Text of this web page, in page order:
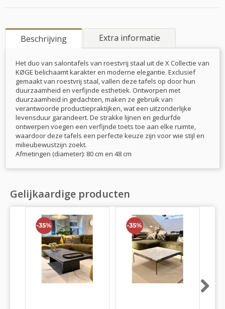
Beschrijving Extra informatie
Het duo van salontafels van roestvrij staal uit de X Collectie van
KØGE belichaamt karakter en moderne elegantie. Exclusief
gemaakt van roestvrij staal, vallen deze tafels op door hun
duurzaamheid en verfijnde esthetiek. Ontworpen met
duurzaamheid in gedachten, maken ze gebruik van
verantwoorde productiepraktijken, wat een uitzonderlijke
levensduur garandeert. De strakke lijnen en gedurfde
ontwerpen voegen een verfijnde toets toe aan elke ruimte,
waardoor deze tafels een perfecte keuze zijn voor wie stijl en
milieubewustzijn zoekt.
Afmetingen (diameter): 80 cm en 48 cm
Gelijkaardige producten